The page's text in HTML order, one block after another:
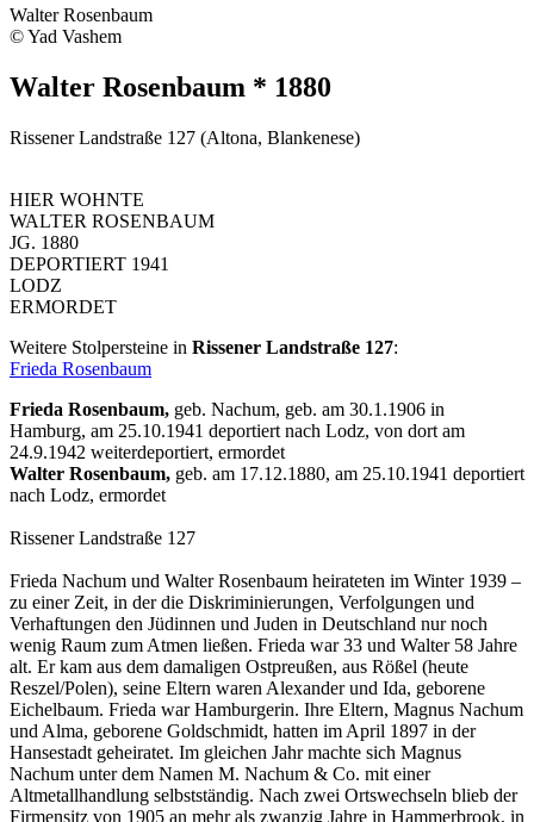
Walter Rosenbaum
© Yad Vashem
Walter Rosenbaum * 1880
Rissener Landstraße 127 (Altona, Blankenese)
HIER WOHNTE
WALTER ROSENBAUM
JG. 1880
DEPORTIERT 1941
LODZ
ERMORDET
Weitere Stolpersteine in Rissener Landstraße 127:
Frieda Rosenbaum
Frieda Rosenbaum, geb. Nachum, geb. am 30.1.1906 in
Hamburg, am 25.10.1941 deportiert nach Lodz, von dort am
24.9.1942 weiterdeportiert, ermordet
Walter Rosenbaum, geb. am 17.12.1880, am 25.10.1941 deportiert
nach Lodz, ermordet
Rissener Landstraße 127
Frieda Nachum und Walter Rosenbaum heirateten im Winter 1939 –
zu einer Zeit, in der die Diskriminierungen, Verfolgungen und
Verhaftungen den Jüdinnen und Juden in Deutschland nur noch
wenig Raum zum Atmen ließen. Frieda war 33 und Walter 58 Jahre
alt. Er kam aus dem damaligen Ostpreußen, aus Rößel (heute
Reszel/Polen), seine Eltern waren Alexander und Ida, geborene
Eichelbaum. Frieda war Hamburgerin. Ihre Eltern, Magnus Nachum
und Alma, geborene Goldschmidt, hatten im April 1897 in der
Hansestadt geheiratet. Im gleichen Jahr machte sich Magnus
Nachum unter dem Namen M. Nachum & Co. mit einer
Altmetallhandlung selbstständig. Nach zwei Ortswechseln blieb der
Firmensitz von 1905 an mehr als zwanzig Jahre in Hammerbrook, in